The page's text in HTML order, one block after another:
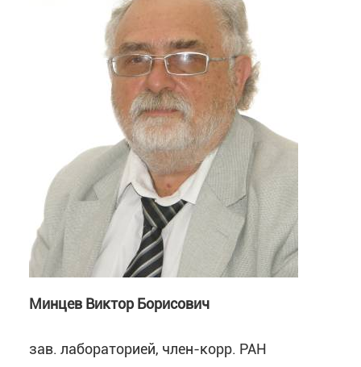
Минцев Виктор Борисович
зав. лабораторией, член-корр. РАН